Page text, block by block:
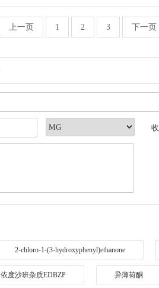
上一页 1 2 3 下一页
2-chloro-1-(3-hydroxyphenyl)ethanone
依度沙班杂质EDBZP 异薄荷酮